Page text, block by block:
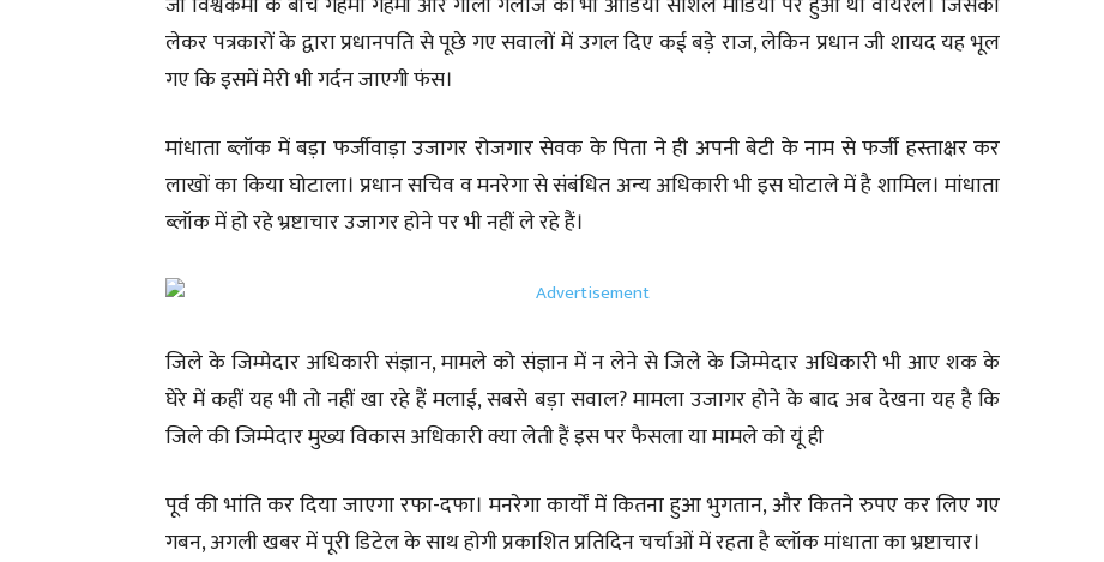
लेकर पत्रकारों के द्वारा प्रधानपति से पूछे गए सवालों में उगल दिए कई बड़े राज, लेकिन प्रधान जी शायद यह भूल
गए कि इसमें मेरी भी गर्दन जाएगी फंस।
मांधाता ब्लॉक में बड़ा फर्जीवाड़ा उजागर रोजगार सेवक के पिता ने ही अपनी बेटी के नाम से फर्जी हस्ताक्षर कर
लाखों का किया घोटाला। प्रधान सचिव व मनरेगा से संबंधित अन्य अधिकारी भी इस घोटाले में है शामिल। मांधाता
ब्लॉक में हो रहे भ्रष्टाचार उजागर होने पर भी नहीं ले रहे हैं।
जिले के जिम्मेदार अधिकारी संज्ञान, मामले को संज्ञान में न लेने से जिले के जिम्मेदार अधिकारी भी आए शक के
घेरे में कहीं यह भी तो नहीं खा रहे हैं मलाई, सबसे बड़ा सवाल? मामला उजागर होने के बाद अब देखना यह है कि
जिले की जिम्मेदार मुख्य विकास अधिकारी क्या लेती हैं इस पर फैसला या मामले को यूं ही
पूर्व की भांति कर दिया जाएगा रफा-दफा। मनरेगा कार्यों में कितना हुआ भुगतान, और कितने रुपए कर लिए गए
गबन, अगली खबर में पूरी डिटेल के साथ होगी प्रकाशित प्रतिदिन चर्चाओं में रहता है ब्लॉक मांधाता का भ्रष्टाचार।